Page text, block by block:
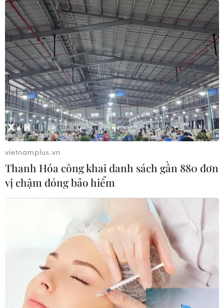
TIN CÙNG CHUYÊN MỤC
Cựu Đại sứ Australia: Tầm nhìn hợp
vietnamplus.vn
Thanh Hóa công khai danh sách gần 880 đơn
vị chậm đóng bảo hiểm